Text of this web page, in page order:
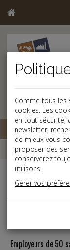
Base documentaire
Échéancier
Échéancier :
Employeurs de 50
Comme tous les
cookies. Les
en tout sécurité,
newsletter,
de mieux vous
proposer des
conserverez
utilisons.
Gérer vos